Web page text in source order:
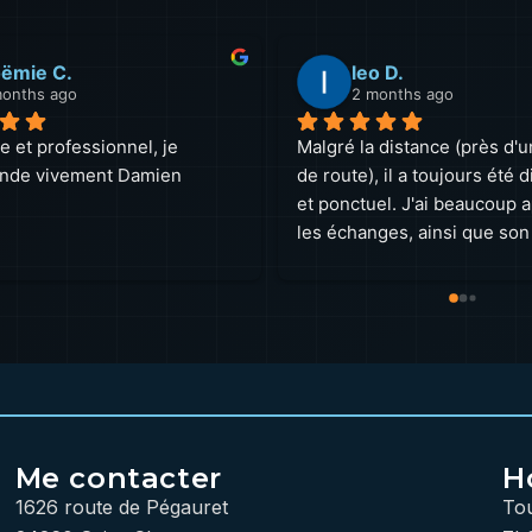
G.
ago
ordinateur portable a
Damien a réagi
Emmanuelle M.
4 months ago
Nous avons contacté
24 pour la réparation d’un
dont l’écran était hors
nous proposer un devis
réparation a été effectuée
Me contacter
1626 route de Pégauret